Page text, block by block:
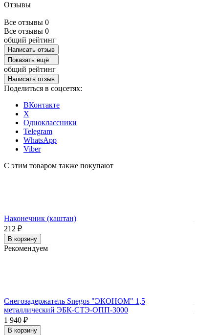
Отзывы
Все отзывы 0
Все отзывы 0
общий рейтинг
Написать отзыв
Показать ещё
общий рейтинг
Написать отзыв
Поделиться в соцсетях:
ВКонтакте
X
Одноклассники
Telegram
WhatsApp
Viber
С этим товаром также покупают
Наконечник (каштан)
212 ₽
В корзину
Рекомендуем
Снегозадержатель Snegos "ЭКОНОМ" 1,5
металлический ЭБК-СТЭ-ОПП-3000
1 940 ₽
В корзину